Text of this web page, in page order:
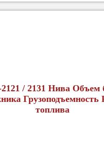
/ 2131 Нива Объем
Грузоподъемность
топлива